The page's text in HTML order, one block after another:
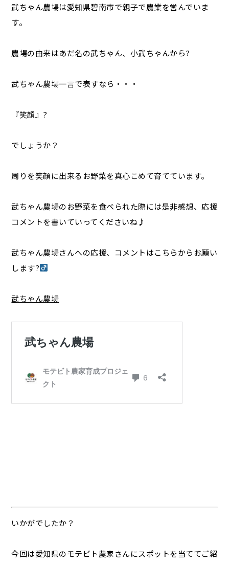
武ちゃん農場は愛知県碧南市で親子で農業を営んでいま
す。
農場の由来はあだ名の武ちゃん、小武ちゃんから?
武ちゃん農場一言で表すなら・・・
『笑顔』?
でしょうか？
周りを笑顔に出来るお野菜を真心こめて育てています。
武ちゃん農場のお野菜を食べられた際には是非感想、応援
コメントを書いていってくださいね♪
武ちゃん農場さんへの応援、コメントはこちらからお願い
します?‍
武ちゃん農場
いかがでしたか？
今回は愛知県のモテビト農家さんにスポットを当ててご紹